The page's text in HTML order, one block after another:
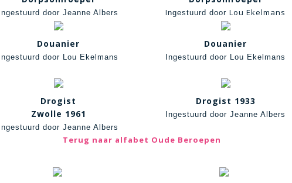
Ingestuurd door Jeanne Albers Ingestuurd door Lou Ekelmans
Douanier
Ingestuurd door Lou Ekelmans
Douanier
Ingestuurd door Lou Ekelmans
Drogist
Zwolle 1961
Ingestuurd door Jeanne Albers
Drogist 1933
Ingestuurd door Jeanne Albers
Terug naar alfabet Oude Beroepen